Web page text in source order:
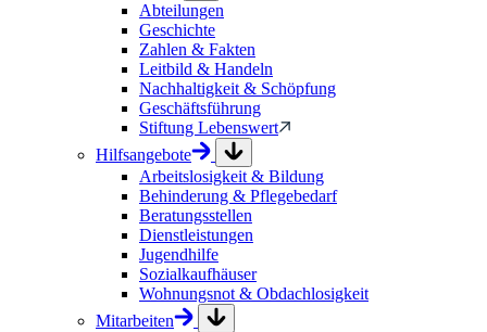
Abteilungen
Geschichte
Zahlen & Fakten
Leitbild & Handeln
Nachhaltigkeit & Schöpfung
Geschäftsführung
Stiftung Lebenswert
Hilfsangebote
Arbeitslosigkeit & Bildung
Behinderung & Pflegebedarf
Beratungsstellen
Dienstleistungen
Jugendhilfe
Sozialkaufhäuser
Wohnungsnot & Obdachlosigkeit
Mitarbeiten